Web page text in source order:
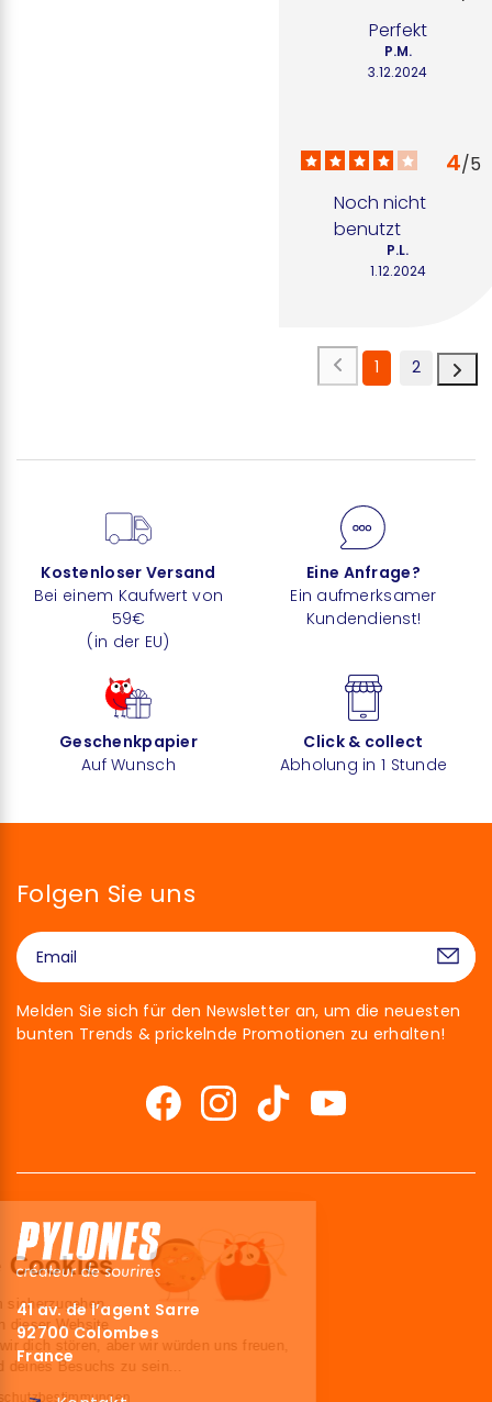
Perfekt
3.12.2024
P.M.
4/5
Noch nicht
benutzt
1.12.2024
P.L.
1 2
Kostenloser Versand
Bei einem Kaufwert von
59€
(in der EU)
Eine Anfrage?
Ein aufmerksamer
Kundendienst!
Geschenkpapier
Auf Wunsch
Click & collect
Abholung in 1 Stunde
Folgen Sie uns
Melden Sie sich für den Newsletter an, um die neuesten
bunten Trends & prickelnde Promotionen zu erhalten!
41 av. de l’agent Sarre
92700 Colombes
France
Hallo!
Wir sind die Cookies
Wir haben gewartet, um sicherzugehen,
dass du an den Inhalten dieser Website
interessiert bist, bevor wir dich stören, aber wir würden uns freuen,
deine Begleiter während deines Besuchs zu sein...
Lesen Sie unsere Datenschutzbestimmungen